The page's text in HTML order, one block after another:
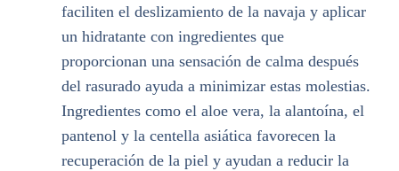
faciliten el deslizamiento de la navaja y aplicar
un hidratante con ingredientes que
proporcionan una sensación de calma después
del rasurado ayuda a minimizar estas molestias.
Ingredientes como el aloe vera, la alantoína, el
pantenol y la centella asiática favorecen la
recuperación de la piel y ayudan a reducir la